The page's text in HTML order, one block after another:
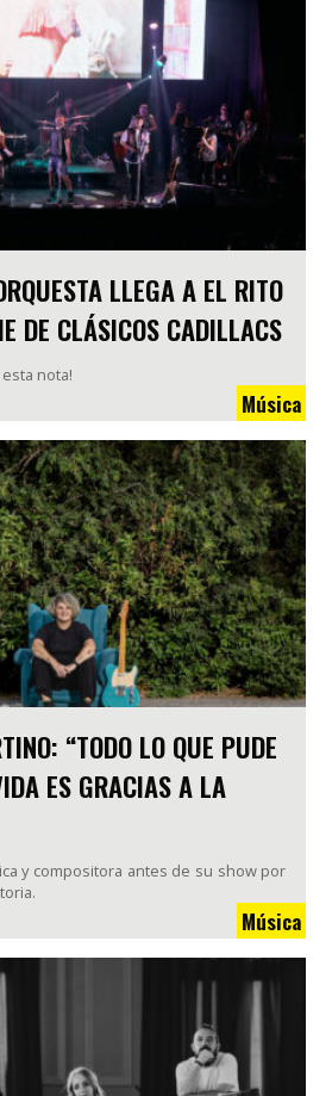
LLEGA A EL RITO
DE CLÁSICOS CADILLACS
nota!
Música
“TODO LO QUE PUDE
ES GRACIAS A LA
y compositora antes de su show por
Música